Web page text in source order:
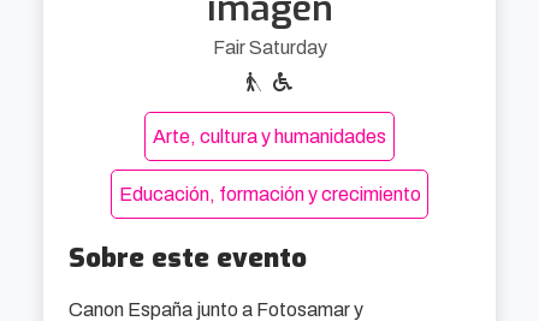
Fair Saturday
Arte, cultura y humanidades
Educación, formación y crecimiento
Sobre este evento
Canon España junto a Fotosamar y